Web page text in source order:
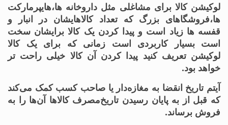
لوکیشن کالا برای مشاغلی مثل داروخانه ها،هایپرمارکت
ها،فروشگاهای بزرگ که تعداد کالاهایشان در انبار و
قفسه ها زیاد است و پیدا کردن یک کالا برایشان سخت
است بسیار کاربردی است زمانی که برای یک کالا
لوکیشن تعریف کنید پیدا کردن آن کالا خیلی راحت تر
خواهد بود.
آیتم تاریخ انقضا به مغازه‌دار یا صاحب کسب کمک می‌کند
که قبل از به پایان رسیدن تاریخ‌مصرف کالاها آن‌ها را به
فروش برساند.